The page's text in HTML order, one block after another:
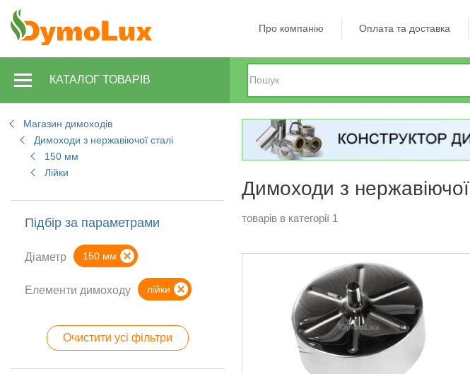
Про компанію Оплата та доставка
КАТАЛОГ ТОВАРІВ
Магазин димоходів
Димоходи з нержавіючої сталі
150 мм
Лійки
Підбір за параметрами
Діаметр 150 мм
Елементи димоходу лійки
Очистити усі фільтри
Димоходи з
товарів в категорії 1